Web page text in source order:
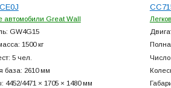
автомобили Great Wall
GW4G15
1500 кг
5 чел.
база: 2610 мм
4452/4471 × 1705 × 1480 мм
Число